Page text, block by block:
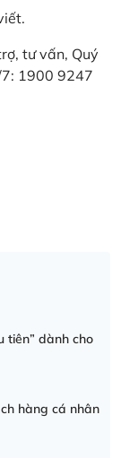
tư vấn, Quý
7: 1900 9247
tiên” dành cho
hàng cá nhân